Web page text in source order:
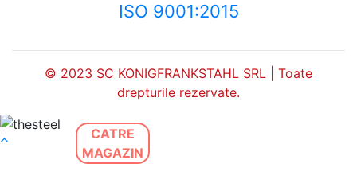
ISO 9001:2015
© 2023 SC KONIGFRANKSTAHL SRL | Toate
drepturile rezervate.
CATRE
MAGAZIN